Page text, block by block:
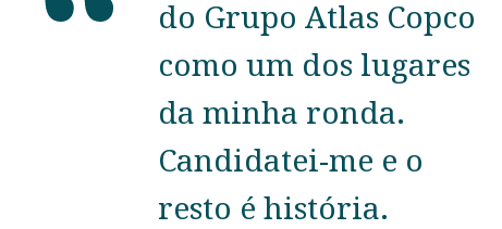
do Grupo Atlas Copco
como um dos lugares
da minha ronda.
Candidatei-me e o
resto é história.